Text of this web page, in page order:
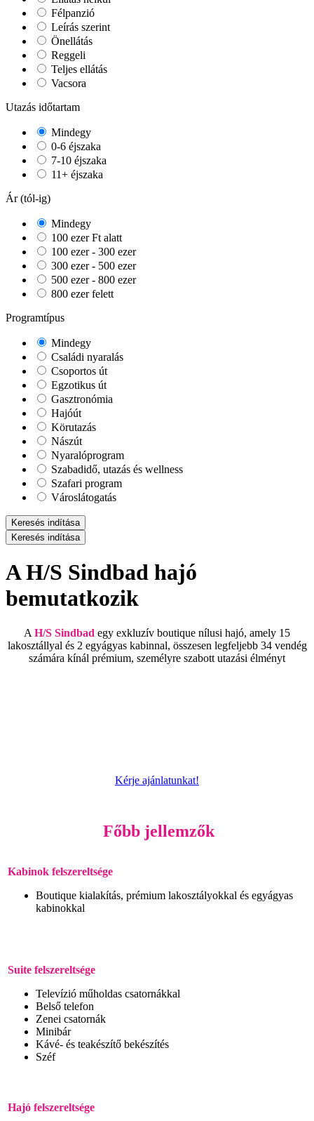
Félpanzió
Leírás szerint
Önellátás
Reggeli
Teljes ellátás
Vacsora
Utazás időtartam
Mindegy
0-6 éjszaka
7-10 éjszaka
11+ éjszaka
Ár (tól-ig)
Mindegy
100 ezer Ft alatt
100 ezer - 300 ezer
300 ezer - 500 ezer
500 ezer - 800 ezer
800 ezer felett
Programtípus
Mindegy
Családi nyaralás
Csoportos út
Egzotikus út
Gasztronómia
Hajóút
Körutazás
Nászút
Nyaralóprogram
Szabadidő, utazás és wellness
Szafari program
Városlátogatás
Keresés indítása
Keresés indítása
A H/S Sindbad hajó
bemutatkozik
A H/S Sindbad egy exkluzív boutique nílusi hajó, amely 15
lakosztállyal és 2 egyágyas kabinnal, összesen legfeljebb 34 vendég
számára kínál prémium, személyre szabott utazási élményt
Kérje ajánlatunkat!
Főbb jellemzők
Kabinok felszereltsége
Boutique kialakítás, prémium lakosztályokkal és egyágyas
kabinokkal
Suite felszereltsége
Televízió műholdas csatornákkal
Belső telefon
Zenei csatornák
Minibár
Kávé- és teakészítő bekészítés
Széf
Hajó felszereltsége